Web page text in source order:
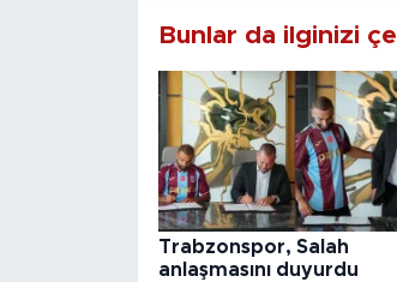
Bunlar da ilginizi
Trabzonspor, Salah
anlaşmasını duyurdu